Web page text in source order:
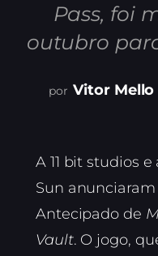
Pass, foi
outubro
Vitor Mello
A 11 bit studios
Sun
Antecipado de
Vault. O jogo,